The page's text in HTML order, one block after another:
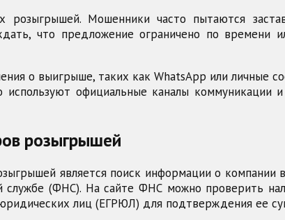
Мошенники часто пытаются
что предложение ограничено по времени
о выигрыше, таких как WhatsApp или личные
официальные каналы
розыгрышей
является поиск информации о компании
(ФНС). На сайте ФНС можно проверить
лиц (ЕГРЮЛ) для подтверждения ее